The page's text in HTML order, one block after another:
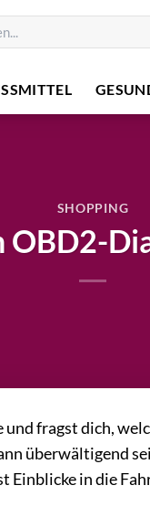
SHOPPING
OBD2-
fragst dich,
überwältigend
Einblicke in die